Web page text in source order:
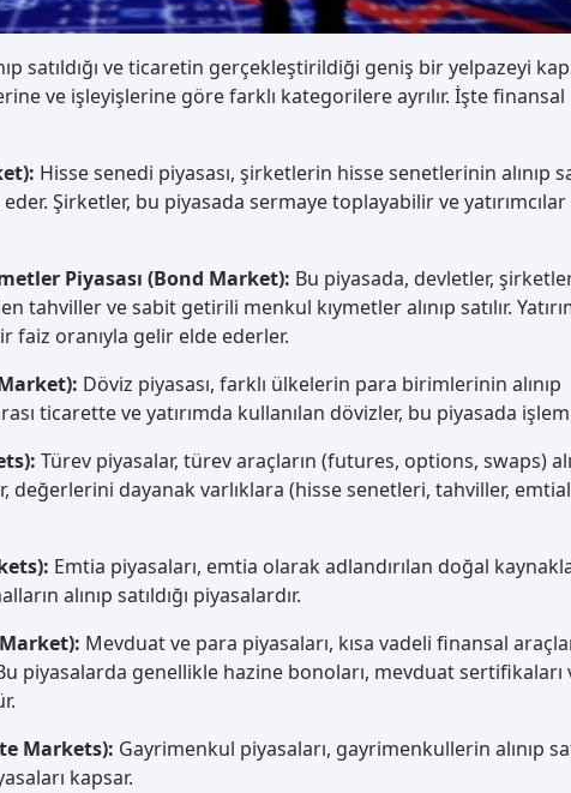
satıldığı ve ticaretin gerçekleştirildiği geniş bir yelpazeyi
ve işleyişlerine göre farklı kategorilere ayrılır. İşte finansal
Hisse senedi piyasası, şirketlerin hisse senetlerinin alınıp
Şirketler, bu piyasada sermaye toplayabilir ve yatırımcılar
Piyasası (Bond Market): Bu piyasada, devletler,
ve sabit getirili menkul kıymetler alınıp satılır.
faiz oranıyla gelir elde ederler.
Döviz piyasası, farklı ülkelerin para birimlerinin alınıp
ticarette ve yatırımda kullanılan dövizler, bu piyasada
Türev piyasalar, türev araçların (futures, options, swaps)
değerlerini dayanak varlıklara (hisse senetleri, tahviller,
Emtia piyasaları, emtia olarak adlandırılan doğal
alınıp satıldığı piyasalardır.
Mevduat ve para piyasaları, kısa vadeli finansal
Bu piyasalarda genellikle hazine bonoları, mevduat sertifikaları
Markets): Gayrimenkul piyasaları, gayrimenkullerin alınıp
kapsar.